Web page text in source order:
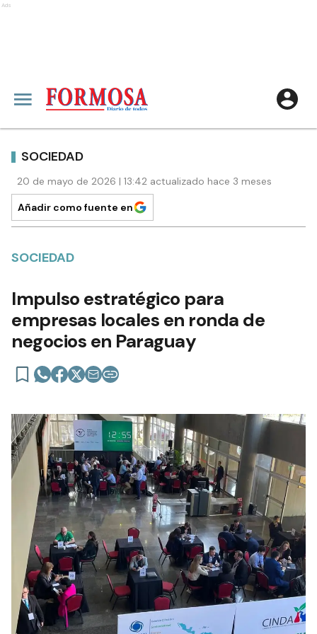
Ads
SOCIEDAD
20 de mayo de 2026 | 13:42 actualizado hace 3 meses
Añadir como fuente en
SOCIEDAD
Impulso estratégico para
empresas locales en ronda de
negocios en Paraguay